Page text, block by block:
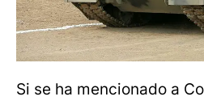
Si se ha mencionado a